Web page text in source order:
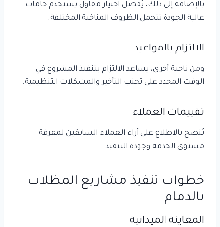
بالإضافة إلى ذلك، يُفضل اختيار مقاول يستخدم خامات
عالية الجودة تتحمل الظروف المناخية المختلفة.
الالتزام بالمواعيد
ومن ناحية أخرى، يساعد الالتزام بتنفيذ المشروع في
الوقت المحدد على تجنب التأخير والمشكلات التنظيمية.
تقييمات العملاء
يُنصح بالاطلاع على آراء العملاء السابقين لمعرفة
مستوى الخدمة وجودة التنفيذ.
خطوات تنفيذ مشاريع المظلات
بالدمام
المعاينة الميدانية